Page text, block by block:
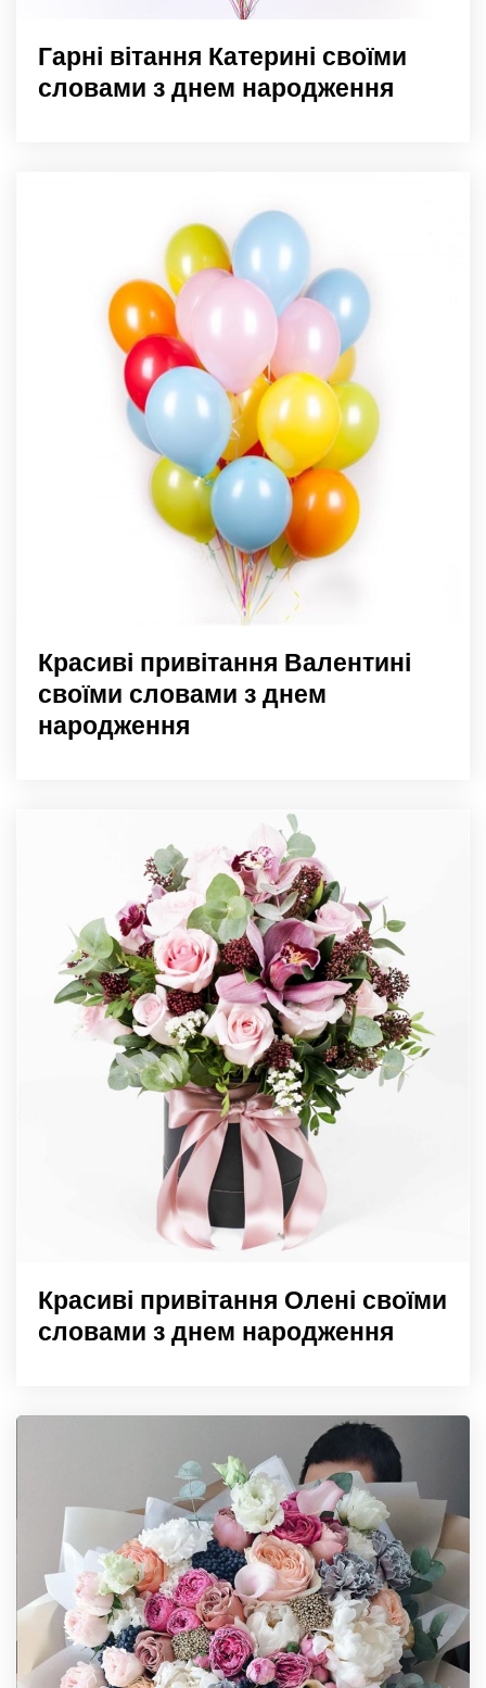
Гарні вітання Катерині своїми
словами з днем народження
Красиві привітання Валентині
своїми словами з днем
народження
Красиві привітання Олені своїми
словами з днем народження